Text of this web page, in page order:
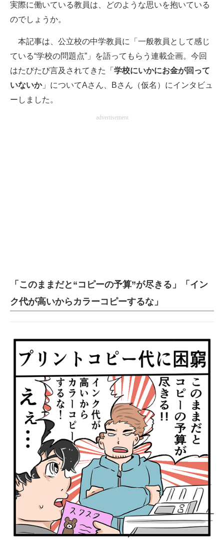
好きが集まる 比べて選べる
ビジネスと働き方のヒント
AI活用のいまが分かる
企業ITのトレンドを詳説
経営リーダーのコミュニティ
エネルギーの専門メディア
建設×テクノロジーの最前線
ちょっと気になるネットの話題
実際に働いている教員は、どのような思いを抱いている
のでしょうか。
本記事は、公立校の中学教員に「一般教員として感じ
ている“学校の問題点”」を語ってもらう連載企画。今回
はたびたび言及されてきた「 学校にいかにお金が回って
いないか」についてAさん、Bさん（仮名）にインタビュ
ーしました。
advertisement
「このままだと“コピーの予算”が尽きる」「イン
ク代が高いからカラーコピーするな」